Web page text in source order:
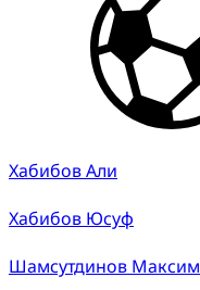
Хабибов Али
Хабибов Юсуф
Шамсутдинов Максим